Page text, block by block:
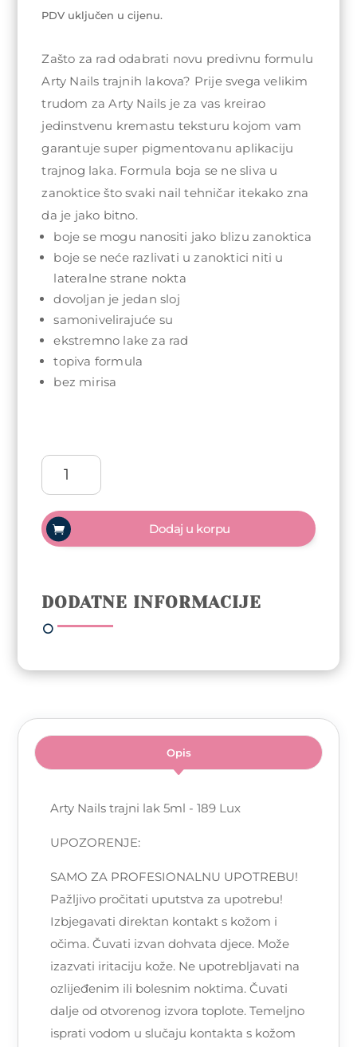
PDV uključen u cijenu.
Zašto za rad odabrati novu predivnu formulu
Arty Nails trajnih lakova? Prije svega velikim
trudom za Arty Nails je za vas kreirao
jedinstvenu kremastu teksturu kojom vam
garantuje super pigmentovanu aplikaciju
trajnog laka. Formula boja se ne sliva u
zanoktice što svaki nail tehničar itekako zna
da je jako bitno.
boje se mogu nanositi jako blizu zanoktica
boje se neće razlivati u zanoktici niti u
lateralne strane nokta
dovoljan je jedan sloj
samonivelirajuće su
ekstremno lake za rad
topiva formula
bez mirisa
Arty
Nails
trajni
lak
5ml
količina
Dodaj u korpu
DODATNE INFORMACIJE
Opis
Arty Nails trajni lak 5ml - 189 Lux
UPOZORENJE:
SAMO ZA PROFESIONALNU UPOTREBU!
Pažljivo pročitati uputstva za upotrebu!
Izbjegavati direktan kontakt s kožom i
očima. Čuvati izvan dohvata djece. Može
izazvati iritaciju kože. Ne upotrebljavati na
ozlijeđenim ili bolesnim noktima. Čuvati
dalje od otvorenog izvora toplote. Temeljno
isprati vodom u slučaju kontakta s kožom